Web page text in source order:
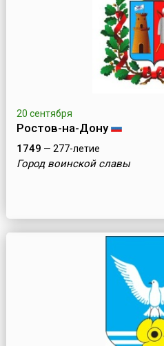
20 сентября
Ростов-на-Дону
1749 — 277-летие
Город воинской славы